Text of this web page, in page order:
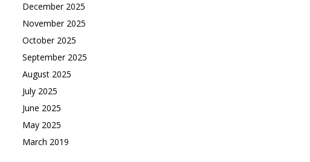
December 2025
November 2025
October 2025
September 2025
August 2025
July 2025
June 2025
May 2025
March 2019